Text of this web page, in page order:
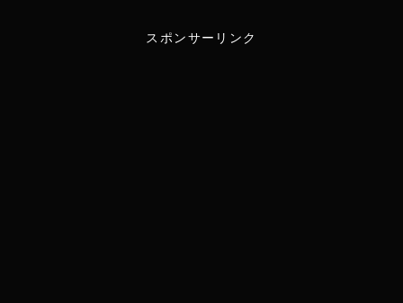
スポンサーリンク